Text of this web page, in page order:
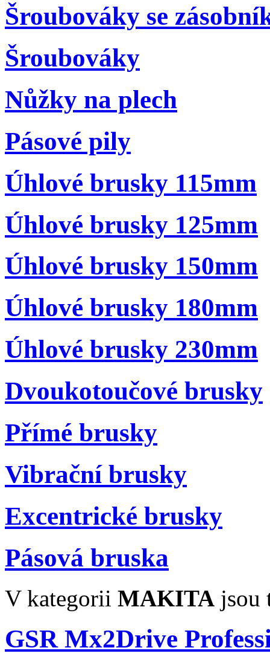
Šroubováky se
Šroubováky
Nůžky na plech
Pásové pily
Úhlové brusky 115mm
Úhlové brusky 125mm
Úhlové brusky 150mm
Úhlové brusky 180mm
Úhlové brusky 230mm
Dvoukotoučové brusky
Přímé brusky
Vibrační brusky
Excentrické brusky
Pásová bruska
V kategorii MAKITA jsou
GSR Mx2Drive